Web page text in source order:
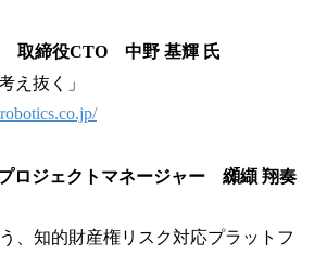
取締役CTO 中野 基輝 氏
え抜く」
ロジェクトマネージャー 纐纈 翔奏
、知的財産権リスク対応プラットフ